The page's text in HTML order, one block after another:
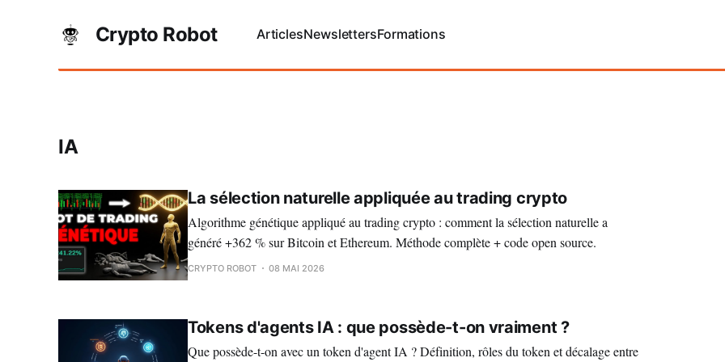
Crypto Robot ArticlesNewslettersFormations
IA
La sélection naturelle appliquée au trading crypto
Algorithme génétique appliqué au trading crypto : comment la sélection naturelle a
généré +362 % sur Bitcoin et Ethereum. Méthode complète + code open source.
CRYPTO ROBOT 08 MAI 2026
Tokens d'agents IA : que possède-t-on vraiment ?
Que possède-t-on avec un token d'agent IA ? Définition, rôles du token et décalage entre